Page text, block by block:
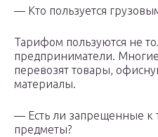
— Кто пользуется
Тарифом пользуются не
предприниматели.
перевозят товары,
материалы.
— Есть ли запрещенные к
предметы?